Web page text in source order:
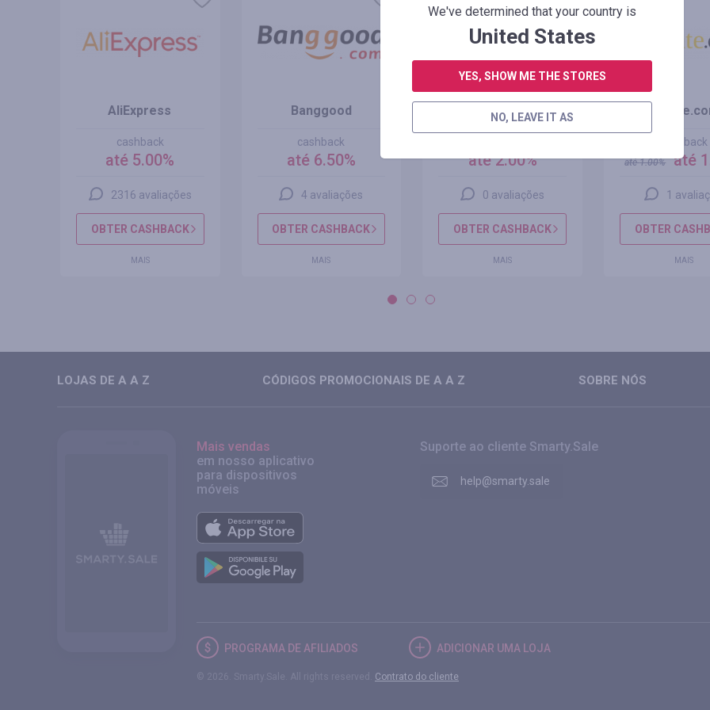
AliExpress
cashback
até 5.00%
2316 avaliações
OBTER CASHBACK
MAIS
Banggood
cashback
até 6.50%
4 avaliações
OBTER CASHBACK
MAIS
Geekbuying.com
até 2.00%
0 avaliações
OBTER CASHBACK
MAIS
cashback
até1.00% até
1
OBTER
MAIS
LOJAS DE A A Z CÓDIGOS PROMOCIONAIS DE A A Z SOBRE NÓS
Mais vendas
em nosso aplicativo
para dispositivos
móveis
Suporte ao cliente Smarty.Sale
help@smarty.sale
PROGRAMA DE AFILIADOS ADICIONAR UMA LOJA
Contrato do cliente
We've determined that your country is
United States
YES, SHOW ME THE STORES
NO, LEAVE IT AS